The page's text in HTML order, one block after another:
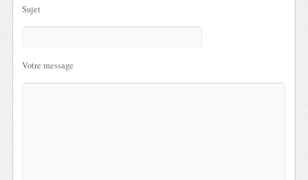
Sujet
Votre message